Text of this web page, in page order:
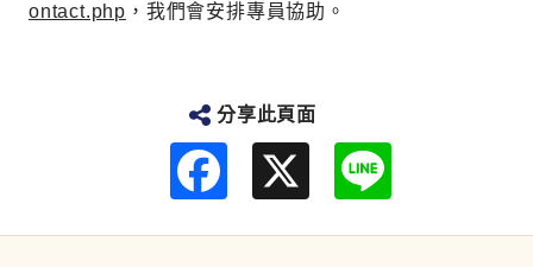
ontact.php ，我們會安排專員協助。
分享此頁面